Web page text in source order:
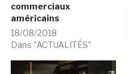
commerciaux
américains
18/08/2018
Dans "ACTUALITÉS"